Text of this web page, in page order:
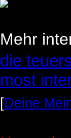
Mehr
die
most
[Deine